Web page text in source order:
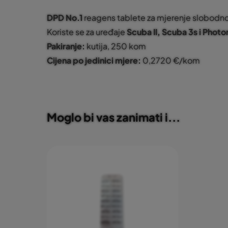
DPD No.1 reagens tablete za mjerenje
Koriste se za uređaje Scuba II, Scuba 3s i
Pakiranje: kutija, 250 kom
Cijena po jedinici mjere: 0,2720 €/kom
Moglo bi vas zanimati i...